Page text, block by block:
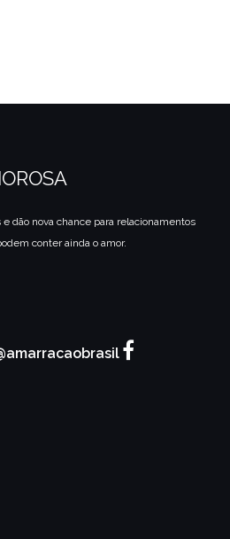
dão nova chance para relacionamentos
conter ainda o amor.